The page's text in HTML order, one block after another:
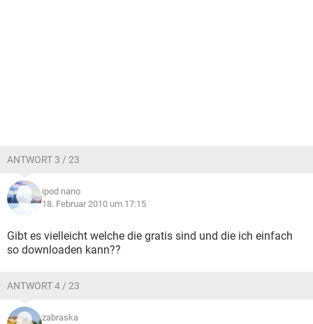
ANTWORT 3 / 23
ipod nano
18. Februar 2010 um 17:15
Gibt es vielleicht welche die gratis sind und die ich einfach
so downloaden kann??
ANTWORT 4 / 23
zabraska